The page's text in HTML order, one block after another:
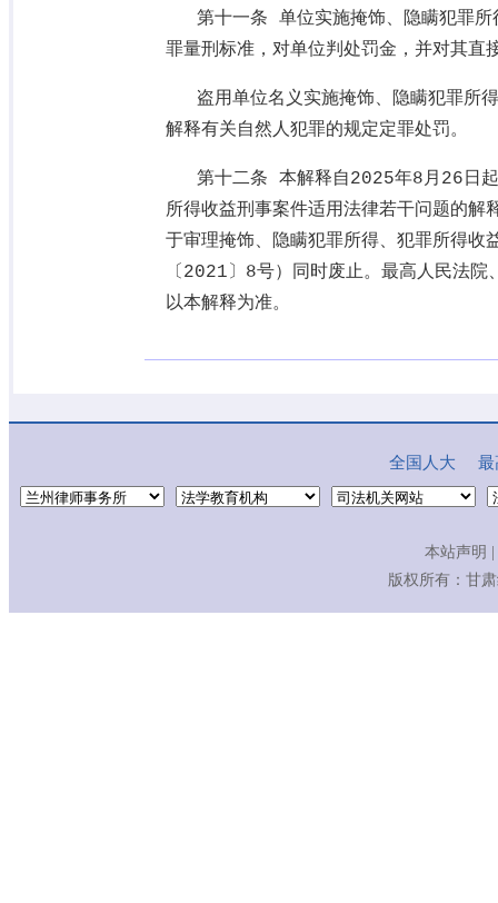
第十一条 单位实施掩饰、隐瞒犯罪
罪量刑标准，对单位判处罚金，并对其直
盗用单位名义实施掩饰、隐瞒犯罪所
解释有关自然人犯罪的规定定罪处罚。
第十二条 本解释自2025年8月 26 日
所得收益刑事案件适用法律若干问题的解
于审理掩饰、隐瞒犯罪所得、犯罪所得收
〔2021〕 8号）同时废止。最高人民法院
以本解释为准。
全国人大 最
本站声明
版权所有： 甘